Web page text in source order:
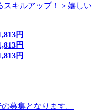
スキルアップ！＞嬉しい
円
円
円
募集となります。